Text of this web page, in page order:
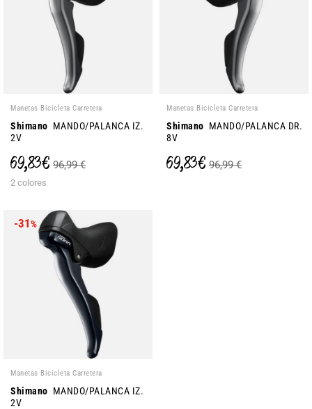
Manetas Bicicleta Carretera
Shimano MANDO/PALANCA IZ.
2V
69,83 € 96,99 €
2 colores
Manetas Bicicleta Carretera
Shimano MANDO/PALANCA DR.
8V
69,83 € 96,99 €
-31%
Manetas Bicicleta Carretera
Shimano MANDO/PALANCA IZ.
2V